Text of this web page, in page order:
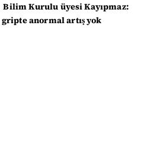
Bilim Kurulu üyesi Kayıpmaz:
anormal artış yok